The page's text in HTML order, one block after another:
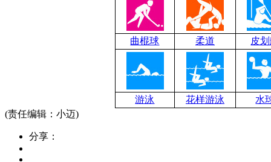
曲棍球 柔道 皮
游泳 花样游泳
水
(责任编辑：小迈)
分享：